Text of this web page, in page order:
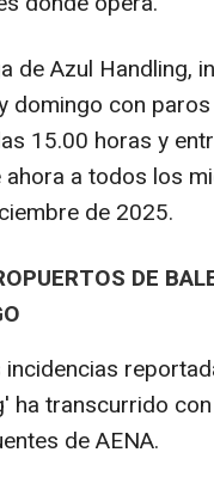
de Azul Handling,
domingo con
15.00 horas y
a todos los
de 2025.
DE
incidencias
ha transcurrido
de AENA.